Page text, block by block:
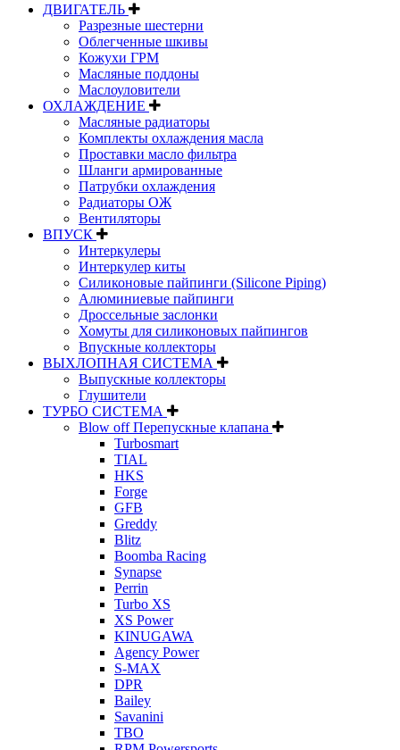
ДВИГАТЕЛЬ
Разрезные шестерни
Облегченные шкивы
Кожухи ГРМ
Масляные поддоны
Маслоуловители
ОХЛАЖДЕНИЕ
Масляные радиаторы
Комплекты охлаждения масла
Проставки масло фильтра
Шланги армированные
Патрубки охлаждения
Радиаторы ОЖ
Вентиляторы
ВПУСК
Интеркулеры
Интеркулер киты
Силиконовые пайпинги (Silicone Piping)
Алюминиевые пайпинги
Дроссельные заслонки
Хомуты для силиконовых пайпингов
Впускные коллекторы
ВЫХЛОПНАЯ СИСТЕМА
Выпускные коллекторы
Глушители
ТУРБО СИСТЕМА
Blow off Перепускные клапана
Turbosmart
TIAL
HKS
Forge
GFB
Greddy
Blitz
Boomba Racing
Synapse
Perrin
Turbo XS
XS Power
KINUGAWA
Agency Power
S-MAX
DPR
Bailey
Savanini
TBO